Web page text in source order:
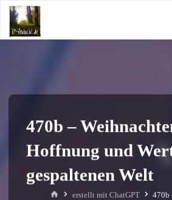
Zum
Inhalt
springen
470b –
Hoffnung und
gespaltenen Welt
Starterstellt mit ChatGPT
470b